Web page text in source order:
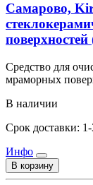
Самарово,
Средство для
мраморных
В наличии
Срок доставки:
Инфо
В корзину